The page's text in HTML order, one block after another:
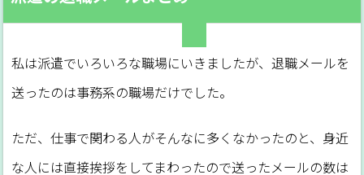
私は派遣でいろいろな職場にいきましたが、退職メールを
送ったのは事務系の職場だけでした。
ただ、仕事で関わる人がそんなに多くなかったのと、身近
な人には直接挨拶をしてまわったので送ったメールの数は